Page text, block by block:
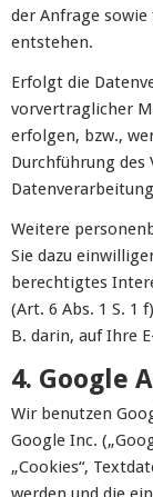
der Anfrage sowie
entstehen.
Erfolgt die
vorvertraglicher
erfolgen, bzw.,
Durchführung des
Datenverarbeitung
Weitere
Sie dazu
berechtigtes
(Art. 6 Abs. 1 S. 1
B. darin, auf Ihre
4. Google
Wir benutzen
Google Inc.
„Cookies“,